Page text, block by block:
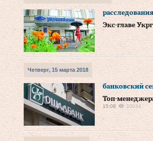
Экс-главе
Четверг, 15 марта 2018
банковский
Топ-
15:08 10034